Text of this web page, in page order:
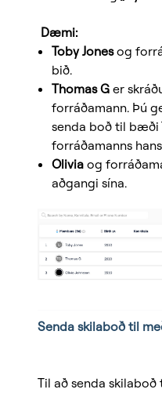
Dæmi:
Toby Jonesog
bið.
Thomas G er
forráðamann. Þú
senda boð til bæði
forráðamanns
Olivia og
aðgangi sína.
Senda skilaboð til
Til að senda